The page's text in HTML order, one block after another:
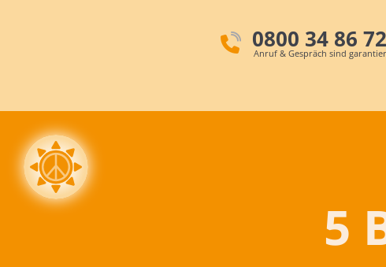
0800 34 86
Anruf & Gespräch sind
5